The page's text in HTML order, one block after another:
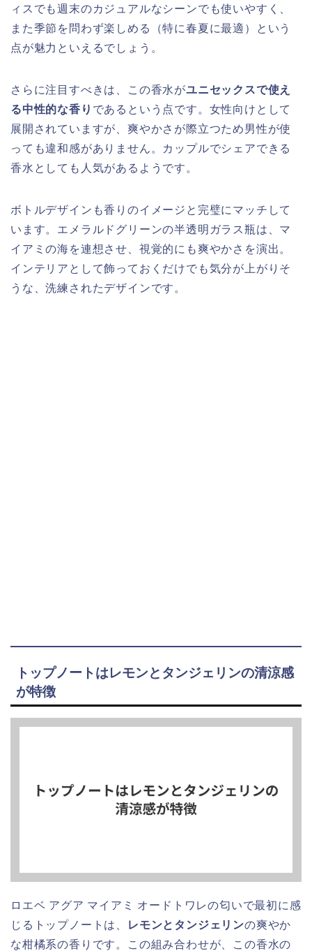
ィスでも週末のカジュアルなシーンでも使いやすく、
また季節を問わず楽しめる（特に春夏に最適）という
点が魅力といえるでしょう。
さらに注目すべきは、この香水がユニセックスで使え
る中性的な香り であるという点です。女性向けとして
展開されていますが、爽やかさが際立つため男性が使
っても違和感がありません。カップルでシェアできる
香水としても人気があるようです。
ボトルデザインも香りのイメージと完璧にマッチして
います。エメラルドグリーンの半透明ガラス瓶は、マ
イアミの海を連想させ、視覚的にも爽やかさを演出。
インテリアとして飾っておくだけでも気分が上がりそ
うな、洗練されたデザインです。
トップノートはレモンとタンジェリンの清涼感
が特徴
ロエベ アグア マイアミ オードトワレの匂いで最初に感
じるトップノートは、
レモンとタンジェリンの爽やか
な柑橘系の香りです。この組み合わせが、この香水の